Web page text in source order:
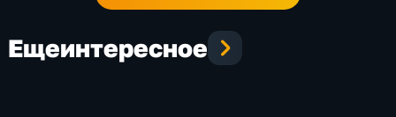
Ещеинтересное